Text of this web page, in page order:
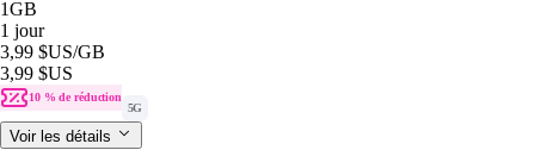
1GB
1 jour
3,99 $US/GB
3,99 $US
10 % de réduction
5G
Voir les détails